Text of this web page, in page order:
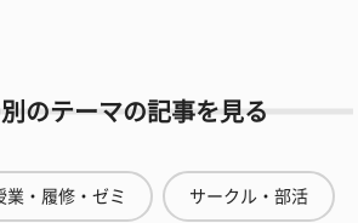
のテーマの記事を見る
業・履修・ゼミ サークル・部活